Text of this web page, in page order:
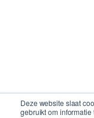
Deze website slaat
gebruikt om